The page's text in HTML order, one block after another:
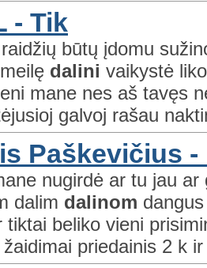
- Tik
būtų įdomu
dalini vaikystė
mane nes aš tavęs
galvoj rašau
Paškevičius -
nugirdė ar tu jau
dalim dalinom
tiktai beliko vieni
priedainis 2 k